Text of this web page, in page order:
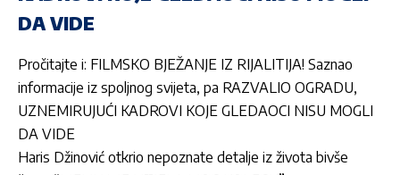
DA VIDE
Pročitajte i: FILMSKO BJEŽANJE IZ RIJALITIJA! Saznao
informacije iz spoljnog svijeta, pa RAZVALIO OGRADU,
UZNEMIRUJUĆI KADROVI KOJE GLEDAOCI NISU MOGLI
DA VIDE
Haris Džinović otkrio nepoznate detalje iz života bivše